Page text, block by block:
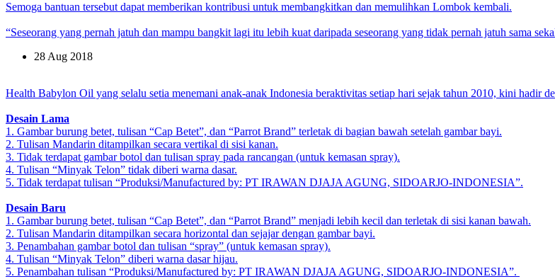
Semoga bantuan tersebut dapat memberikan kontribusi untuk membangkitkan dan memulihkan Lombok kembali.
“Seseorang yang pernah jatuh dan mampu bangkit lagi itu lebih kuat daripada seseorang yang tidak pernah jatuh sama
28 Aug 2018
Health Babylon Oil yang selalu setia menemani anak-anak Indonesia beraktivitas setiap hari sejak tahun 2010, kini hadir
Desain Lama
1. Gambar burung betet, tulisan “Cap Betet”, dan “Parrot Brand” terletak di bagian bawah setelah gambar bayi.
2. Tulisan Mandarin ditampilkan secara vertikal di sisi kanan.
3. Tidak terdapat gambar botol dan tulisan spray pada rancangan (untuk kemasan spray).
4. Tulisan “Minyak Telon” tidak diberi warna dasar.
5. Tidak terdapat tulisan “Produksi/Manufactured by: PT IRAWAN DJAJA AGUNG, SIDOARJO-INDONESIA”.
Desain Baru
1. Gambar burung betet, tulisan “Cap Betet”, dan “Parrot Brand” menjadi lebih kecil dan terletak di sisi kanan bawah.
2. Tulisan Mandarin ditampilkan secara horizontal dan sejajar dengan gambar bayi.
3. Penambahan gambar botol dan tulisan “spray” (untuk kemasan spray).
4. Tulisan “Minyak Telon” diberi warna dasar hijau.
5. Penambahan tulisan “Produksi/Manufactured by: PT IRAWAN DJAJA AGUNG, SIDOARJO-INDONESIA”.